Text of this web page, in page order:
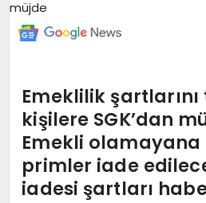
Emeklilik
kişilere SGK’dan
Emekli
primler iade
iadesi şartları